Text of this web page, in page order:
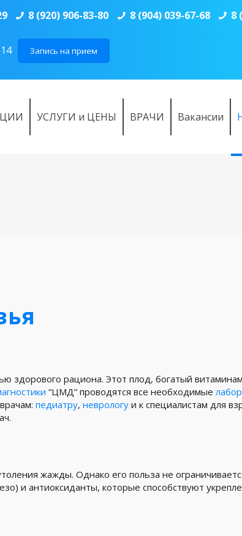
8 (920) 906-83-80 8 (904) 039-67-68 8
Запись на прием
УСЛУГИ и ЦЕНЫ ВРАЧИ Вакансии
здорового рациона. Этот плод, богатый
“ЦМД” проводятся все необходимые
педиатру, неврологу и к специалистам для
жажды. Однако его польза не
и антиоксиданты, которые способствуют